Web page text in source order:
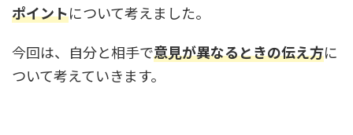
ポイントについて考えました。
今回は、自分と相手で意見が異なるときの伝え方に
ついて考えていきます。